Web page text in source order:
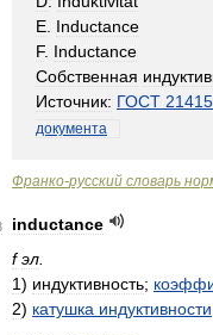
E Inductance
F. Inductance
Собственная
Источник: ГОСТ 21415
документа
Франко-русский словарь
inductance
f эл
1) индуктивность;
2) катушка индуктивности